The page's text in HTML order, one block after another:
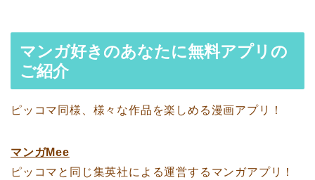
マンガ好きのあなたに無料アプリの
ご紹介
ピッコマ同様、様々な作品を楽しめる漫画アプリ！
マンガMee
ピッコマと同じ集英社による運営するマンガアプリ！